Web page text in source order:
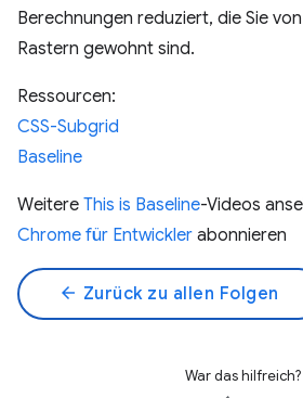
Berechnungen reduziert, die Sie
Rastern gewohnt sind.
Ressourcen:
CSS-Subgrid
Baseline
Weitere This is Baseline-Videos
Chrome für Entwickler abonnieren
arrow_back Zurück zu allen Folgen
War das hilfreich?